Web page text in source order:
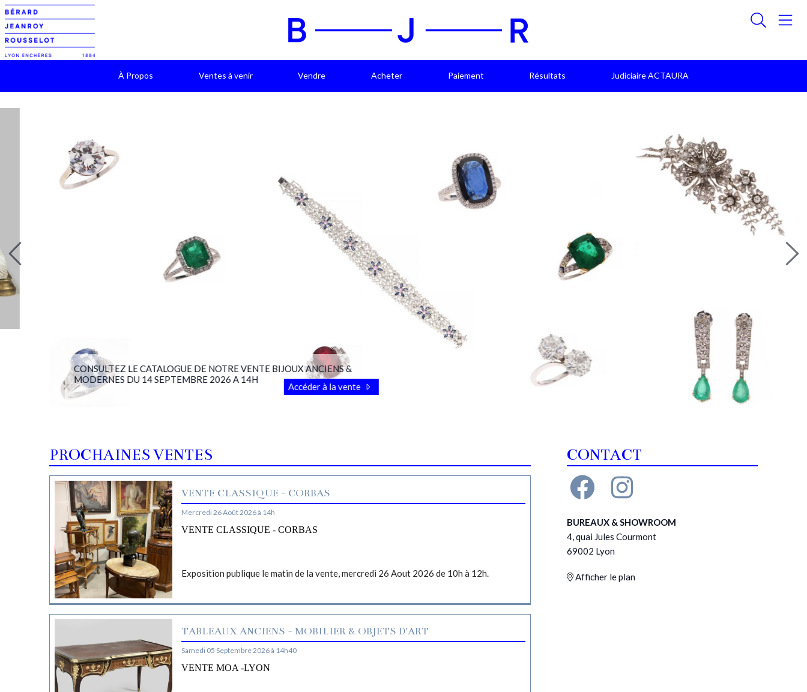
À Propos Ventes à venir Vendre Acheter Paiement Résultats Judiciaire ACTAURA
CONSULTEZ LE CATALOGUE DE NOTRE VENTE BIJOUX ANCIENS &
MODERNES DU 14 SEPTEMBRE 2026 A 14H
Accéder à la vente
PROCHAINES VENTES
VENTE CLASSIQUE - CORBAS
Mercredi 26 Août 2026 à 14h
VENTE CLASSIQUE - CORBAS
Exposition publique le matin de la vente, mercredi 26 Aout 2026 de 10h à 12h.
TABLEAUX ANCIENS - MOBILIER & OBJETS D'ART
Samedi 05 Septembre 2026 à 14h40
VENTE MOA -LYON
CONTACT
BUREAUX & SHOWROOM
4, quai Jules Courmont
69002 Lyon
Afficher le plan